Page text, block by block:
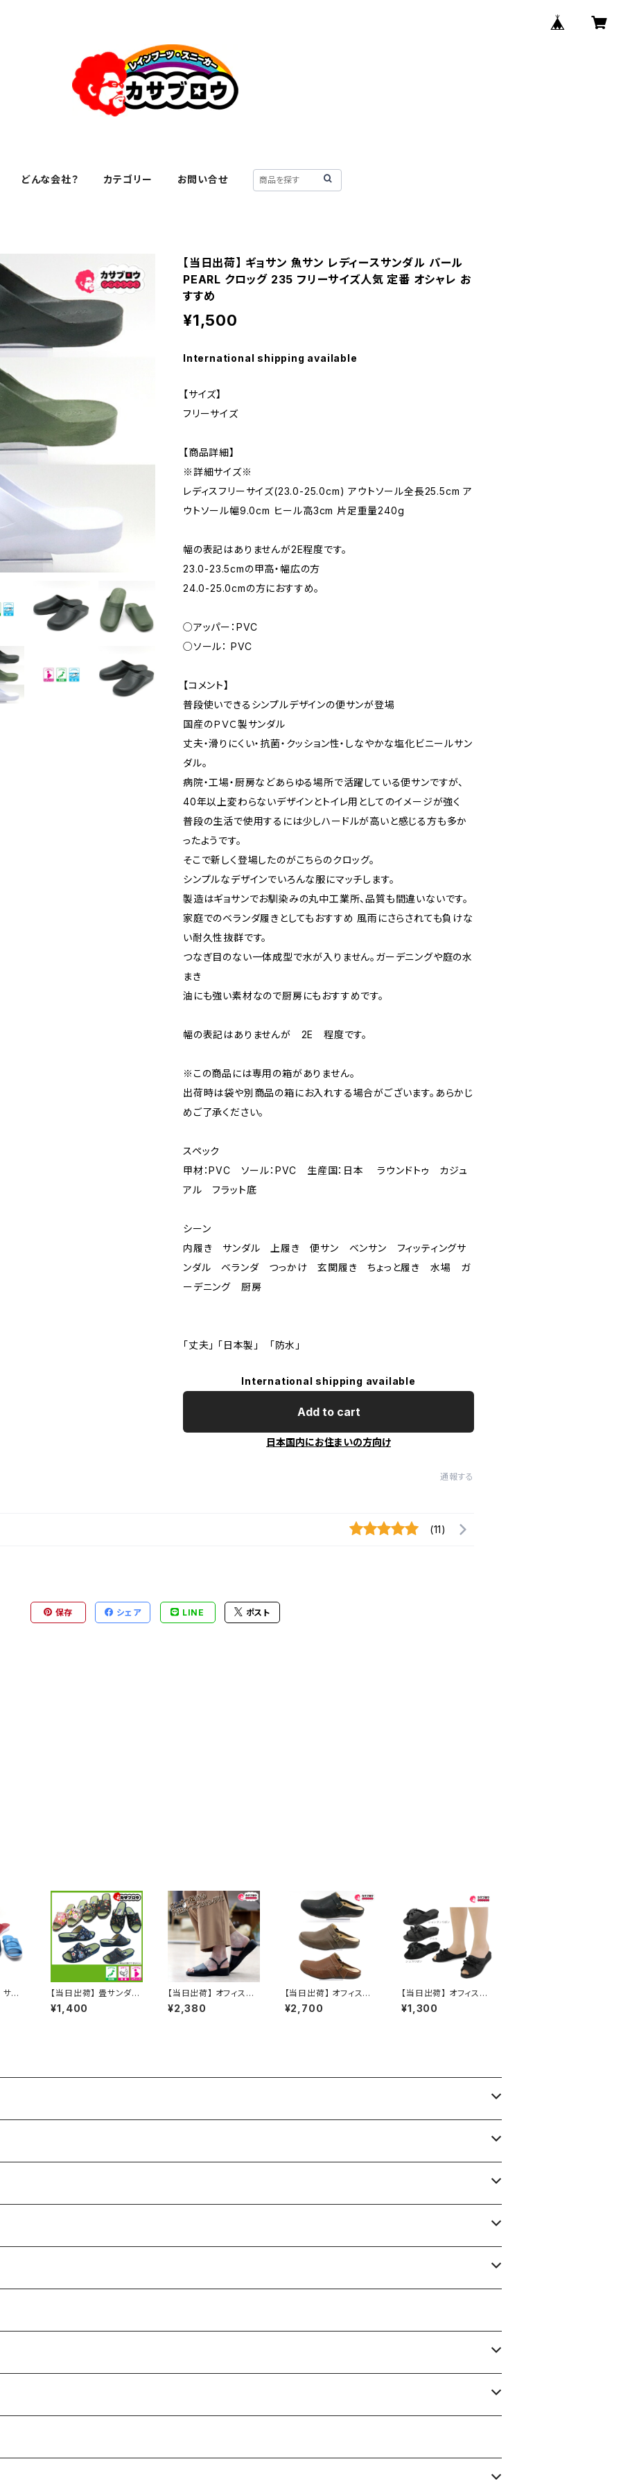
どんな会社？ カテゴリー お問い合せ
【当日出荷】 ギョサン 魚サン レディースサンダル パール
PEARL クロッグ 235 フリーサイズ人気 定番 オシャレ お
すすめ
¥1,500
International shipping available
【サイズ】
フリーサイズ
【商品詳細】
※詳細サイズ※
レディスフリーサイズ(23.0-25.0cm) アウトソール全長25.5cm ア
ウトソール幅9.0cm ヒール高3cm 片足重量240g
幅の表記はありませんが2E程度です。
23.0-23.5cmの甲高・幅広の方
24.0-25.0cmの方におすすめ。
○アッパー：PVC
○ソール： PVC
【コメント】
普段使いできるシンプルデザインの便サンが登場
国産のＰＶＣ製サンダル
丈夫・滑りにくい・抗菌・クッション性・しなやかな塩化ビニールサン
ダル。
病院・工場・厨房などあらゆる場所で活躍している便サンですが、
40年以上変わらないデザインとトイレ用としてのイメージが強く
普段の生活で使用するには少しハードルが高いと感じる方も多か
ったようです。
そこで新しく登場したのがこちらのクロッグ。
シンプルなデザインでいろんな服にマッチします。
製造はギョサンでお馴染みの丸中工業所、品質も間違いないです。
家庭でのベランダ履きとしてもおすすめ 風雨にさらされても負けな
い耐久性抜群です。
つなぎ目のない一体成型で水が入りません。ガーデニングや庭の水
まき
油にも強い素材なので厨房にもおすすめです。
幅の表記はありませんが 2E 程度です。
※この商品には専用の箱がありません。
出荷時は袋や別商品の箱にお入れする場合がございます。あらかじ
めご了承ください。
スペック
甲材：PVC ソール：PVC 生産国：日本 ラウンドトゥ カジュ
アル フラット底
シーン
内履き サンダル 上履き 便サン ベンサン フィッティングサ
ンダル ベランダ つっかけ 玄関履き ちょっと履き 水場 ガ
ーデニング 厨房
「丈夫」 「日本製」 「防水」
International shipping available
Add to cart
日本国内にお住まいの方向け
通報する
(11)
保存 シェア LINE ポスト
サン
【当日出荷】 畳サンダル
スリッパ 草履 レディー
ス 痛くない ぞうり 祭り
¥1,400
【当日出荷】 オフィスサ
ンダル レディース オフ
ィスシューズ ビジネス
め
¥2,380
【当日出荷】 オフィスサ
ンダル レディース クロ
ッグ サンダル ペニーレ
¥2,700
【当日出荷】 オフィスサ
ンダル レディース オフ
ィスシューズ ビジネス
102210 フォーマル お
¥1,300